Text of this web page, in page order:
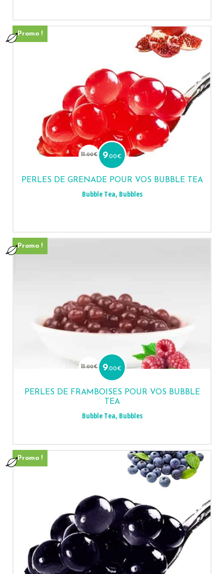
Promo !
11.00€
Le
prix
initial
11.00€.
9.00€
Le
prix
9.00€.
PERLES DE GRENADE POUR VOS BUBBLE TEA
Bubble Tea, Bubbles
Promo !
11.00€
Le
prix
initial
11.00€.
9.00€
Le
prix
9.00€.
PERLES DE FRAMBOISES POUR VOS BUBBLE
TEA
Bubble Tea, Bubbles
Promo !